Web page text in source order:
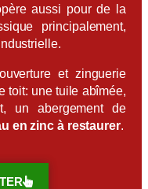
aussi pour de la
principalement,
et zinguerie
toit: une tuile abîmée,
un abergement de
en zinc à restaurer.